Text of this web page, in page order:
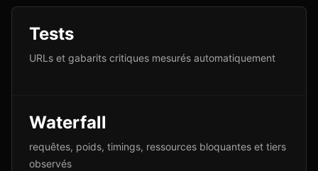
Tests
URLs et gabarits critiques mesurés automatiquement
Waterfall
requêtes, poids, timings, ressources bloquantes et tiers
observés